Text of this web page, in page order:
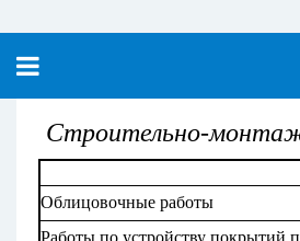
Строительно-
Облицовочные работы